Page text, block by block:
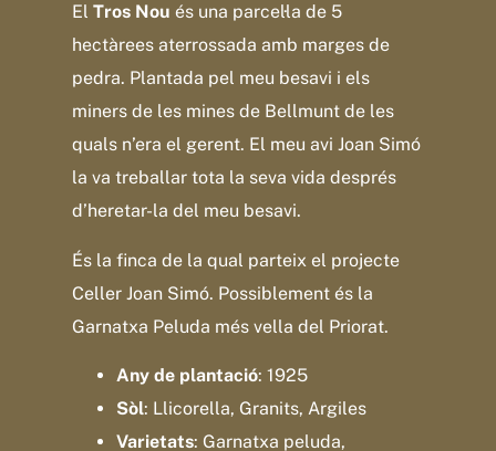
El Tros Nou és una parcel·la de 5
hectàrees aterrossada amb marges de
pedra. Plantada pel meu besavi i els
miners de les mines de Bellmunt de les
quals n’era el gerent. El meu avi Joan Simó
la va treballar tota la seva vida després
d’heretar-la del meu besavi.
És la finca de la qual parteix el projecte
Celler Joan Simó. Possiblement és la
Garnatxa Peluda més vella del Priorat.
Any de plantació: 1925
Sòl: Llicorella, Granits, Argiles
Varietats: Garnatxa peluda,